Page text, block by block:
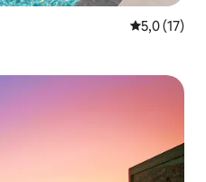
Calificación
5,0 (17)